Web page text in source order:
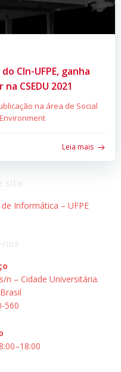
CIn-UFPE, ganha
CSEDU 2021
na área de Social
Leia mais
Informática – UFPE
n – Cidade Universitária.
560